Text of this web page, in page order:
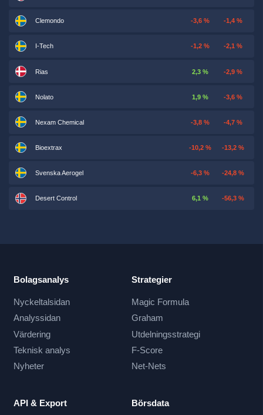
Clemondo -3,6 % -1,4 %
I-Tech -1,2 % -2,1 %
Rias 2,3 % -2,9 %
Nolato 1,9 % -3,6 %
Nexam Chemical -3,8 % -4,7 %
Bioextrax -10,2 % -13,2 %
Svenska Aerogel -6,3 % -24,8 %
Desert Control 6,1 % -56,3 %
Bolagsanalys
Nyckeltalsidan
Analyssidan
Värdering
Teknisk analys
Nyheter
Strategier
Magic Formula
Graham
Utdelningsstrategi
F-Score
Net-Nets
API & Export Börsdata